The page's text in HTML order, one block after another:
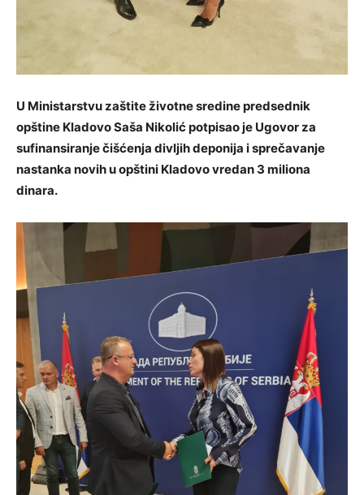
U Ministarstvu zaštite životne sredine predsednik
opštine Kladovo Saša Nikolić potpisao je Ugovor za
sufinansiranje čišćenja divljih deponija i sprečavanje
nastanka novih u opštini Kladovo vredan 3 miliona
dinara.